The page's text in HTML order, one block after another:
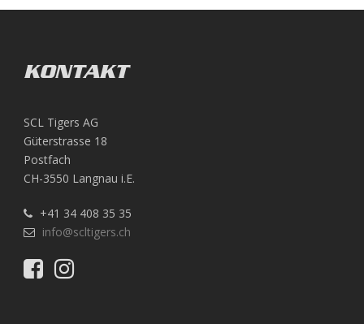
KONTAKT
SCL Tigers AG
Güterstrasse 18
Postfach
CH-3550 Langnau i.E.
+41 34 408 35 35
info@scltigers.ch